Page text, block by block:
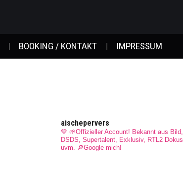
BOOKING / KONTAKT IMPRESSUM
aischepervers
💚 🌱Offizieller Account! Bekannt aus Bild,
DSDS, Supertalent, Exklusiv, RTL2 Dokus
uvm. 🔎Google mich!